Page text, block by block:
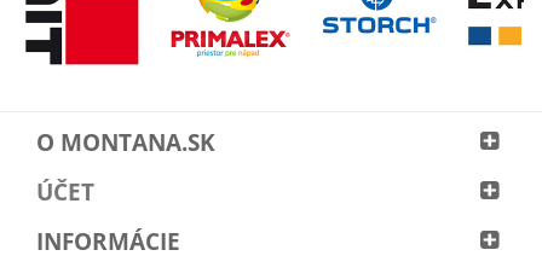
O MONTANA.SK
ÚČET
INFORMÁCIE